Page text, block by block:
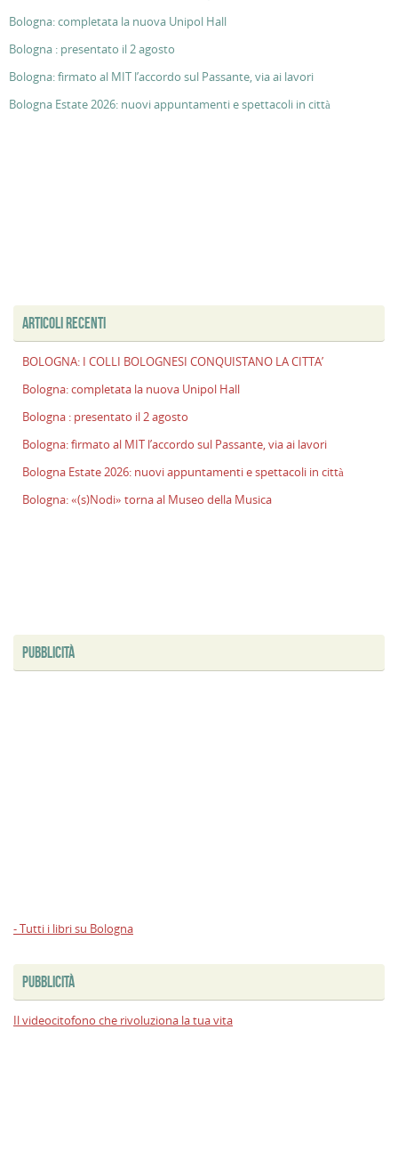
Bologna: completata la nuova Unipol Hall
Bologna : presentato il 2 agosto
Bologna: firmato al MIT l’accordo sul Passante, via ai lavori
Bologna Estate 2026: nuovi appuntamenti e spettacoli in città
ARTICOLI RECENTI
BOLOGNA: I COLLI BOLOGNESI CONQUISTANO LA CITTA’
Bologna: completata la nuova Unipol Hall
Bologna : presentato il 2 agosto
Bologna: firmato al MIT l’accordo sul Passante, via ai lavori
Bologna Estate 2026: nuovi appuntamenti e spettacoli in città
Bologna: «(s)Nodi» torna al Museo della Musica
PUBBLICITÀ
- Tutti i libri su Bologna
PUBBLICITÀ
Il videocitofono che rivoluziona la tua vita